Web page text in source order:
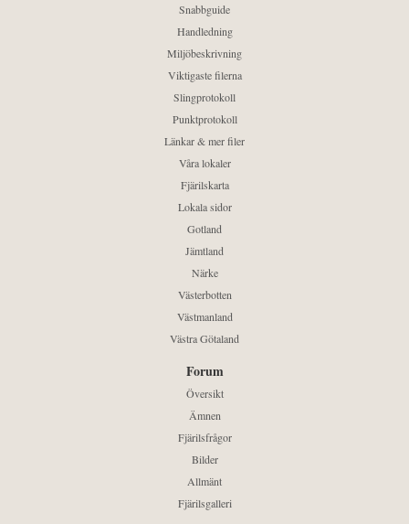
Snabbguide
Handledning
Miljöbeskrivning
Viktigaste filerna
Slingprotokoll
Punktprotokoll
Länkar & mer filer
Våra lokaler
Fjärilskarta
Lokala sidor
Gotland
Jämtland
Närke
Västerbotten
Västmanland
Västra Götaland
Forum
Översikt
Ämnen
Fjärilsfrågor
Bilder
Allmänt
Fjärilsgalleri